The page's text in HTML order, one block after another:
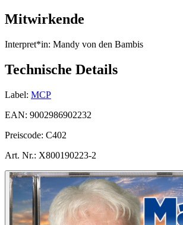
Mitwirkende
Interpret*in: Mandy von den Bambis
Technische Details
Label: MCP
EAN: 9002986902232
Preiscode: C402
Art. Nr.: X800190223-2